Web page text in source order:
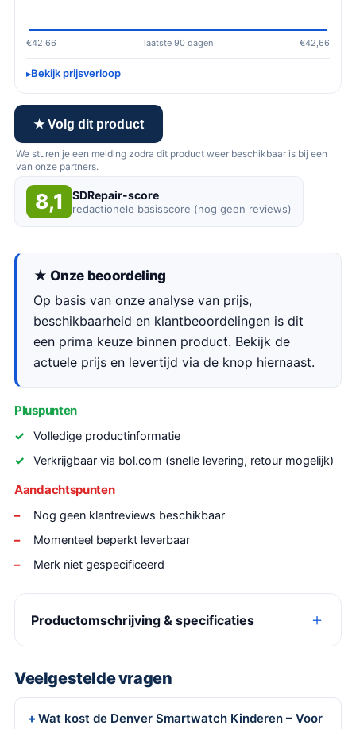
€42,66 laatste 90 dagen €42,66
Bekijk prijsverloop
★ Volg dit product
We sturen je een melding zodra dit product weer beschikbaar is bij een
van onze partners.
8,1 SDRepair-score
redactionele basisscore (nog geen reviews)
★ Onze beoordeling
Op basis van onze analyse van prijs,
beschikbaarheid en klantbeoordelingen is dit
een prima keuze binnen product. Bekijk de
actuele prijs en levertijd via de knop hiernaast.
Pluspunten
Volledige productinformatie
Verkrijgbaar via bol.com (snelle levering, retour mogelijk)
Aandachtspunten
Nog geen klantreviews beschikbaar
Momenteel beperkt leverbaar
Merk niet gespecificeerd
Productomschrijving & specificaties
Veelgestelde vragen
Wat kost de Denver Smartwatch Kinderen – Voor